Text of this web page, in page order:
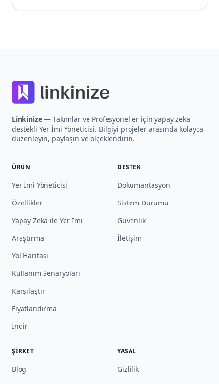
Linkinize — Takımlar ve Profesyoneller için yapay zeka
destekli Yer İmi Yöneticisi. Bilgiyi projeler arasında kolayca
düzenleyin, paylaşın ve ölçeklendirin.
ÜRÜN
Yer İmi Yöneticisi
Özellikler
Yapay Zeka ile Yer İmi
Araştırma
Yol Haritası
Kullanım Senaryoları
Karşılaştır
Fiyatlandırma
İndir
DESTEK
Dokümantasyon
Sistem Durumu
Güvenlik
İletişim
ŞIRKET
Blog
YASAL
Gizlilik